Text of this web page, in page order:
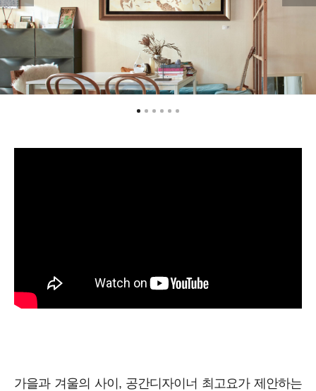
가을과 겨울의 사이, 공간디자이너 최고요가 제안하는